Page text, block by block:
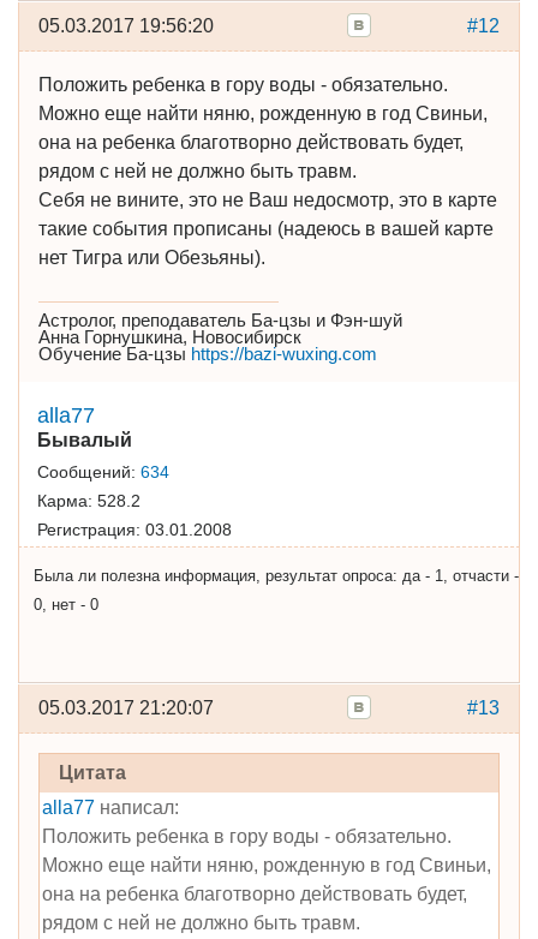
#12
05.03.2017 19:56:20
Положить ребенка в гору воды - обязательно.
Можно еще найти няню, рожденную в год Свиньи,
она на ребенка благотворно действовать будет,
рядом с ней не должно быть травм.
Себя не вините, это не Ваш недосмотр, это в карте
такие события прописаны (надеюсь в вашей карте
нет Тигра или Обезьяны).
Астролог, преподаватель Ба-цзы и Фэн-шуй
Анна Горнушкина, Новосибирск
Обучение Ба-цзы https://bazi-wuxing.com
alla77
Бывалый
Сообщений: 634
Карма: 528.2
Регистрация: 03.01.2008
Была ли полезна информация, результат опроса: да - 1, отчасти -
0, нет - 0
#13
05.03.2017 21:20:07
Цитата
alla77написал:
Положить ребенка в гору воды - обязательно.
Можно еще найти няню, рожденную в год Свиньи,
она на ребенка благотворно действовать будет,
рядом с ней не должно быть травм.